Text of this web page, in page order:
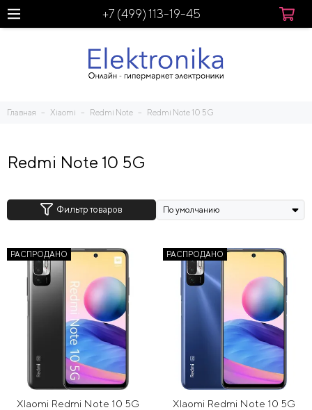
+7 (499) 113-19-45
Главная Xiaomi Redmi Note Redmi Note 10 5G
Redmi Note 10 5G
Фильтр товаров
РАСПРОДАНО
XIaomi Redmi Note 10 5G
РАСПРОДАНО
XIaomi Redmi Note 10 5G